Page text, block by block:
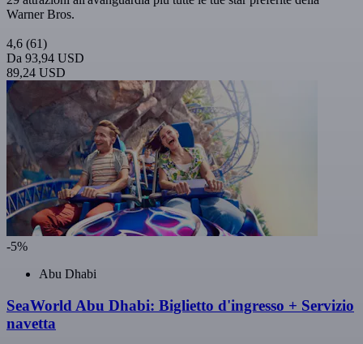
Warner Bros.
4,6 (61)
Da 93,94 USD
89,24 USD
-5%
Abu Dhabi
SeaWorld Abu Dhabi: Biglietto d'ingresso + Servizio
navetta